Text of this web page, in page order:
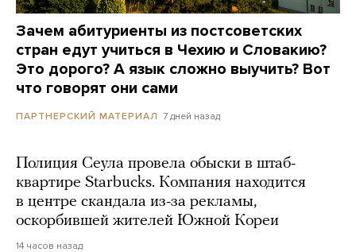
Зачем абитуриенты из постсоветских
стран едут учиться в Чехию и Словакию?
Это дорого? А язык сложно выучить? Вот
что говорят они сами
ПАРТНЕРСКИЙ МАТЕРИАЛ 7 дней назад
Полиция Сеула провела обыски в штаб-
квартире Starbucks. Компания находится
в центре скандала из-за рекламы,
оскорбившей жителей Южной Кореи
14 часов назад